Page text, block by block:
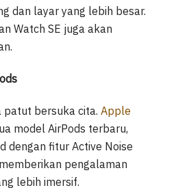
dan layar yang lebih besar.
Watch SE juga akan
patut bersuka cita. Apple
model AirPods terbaru,
dengan fitur Active Noise
pengalaman
lebih imersif.